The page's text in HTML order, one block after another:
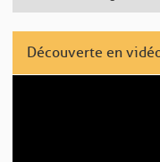
Découverte en